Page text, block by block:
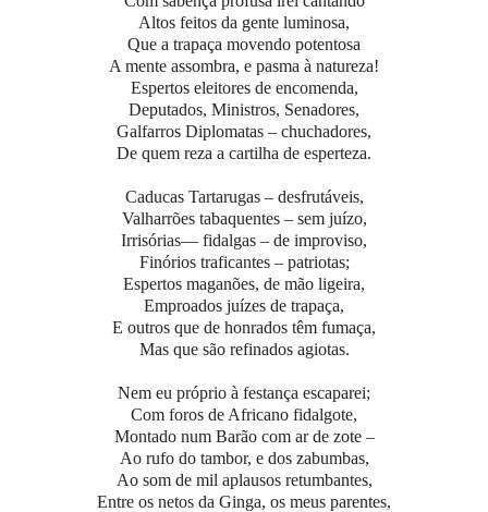
Altos feitos da gente luminosa,
Que a trapaça movendo potentosa
A mente assombra, e pasma à natureza!
Espertos eleitores de encomenda,
Deputados, Ministros, Senadores,
Galfarros Diplomatas – chuchadores,
De quem reza a cartilha de esperteza.
Caducas Tartarugas – desfrutáveis,
Valharrões tabaquentes – sem juízo,
Irrisórias— fidalgas – de improviso,
Finórios traficantes – patriotas;
Espertos maganões, de mão ligeira,
Emproados juízes de trapaça,
E outros que de honrados têm fumaça,
Mas que são refinados agiotas.
Nem eu próprio à festança escaparei;
Com foros de Africano fidalgote,
Montado num Barão com ar de zote –
Ao rufo do tambor, e dos zabumbas,
Ao som de mil aplausos retumbantes,
Entre os netos da Ginga, os meus parentes,